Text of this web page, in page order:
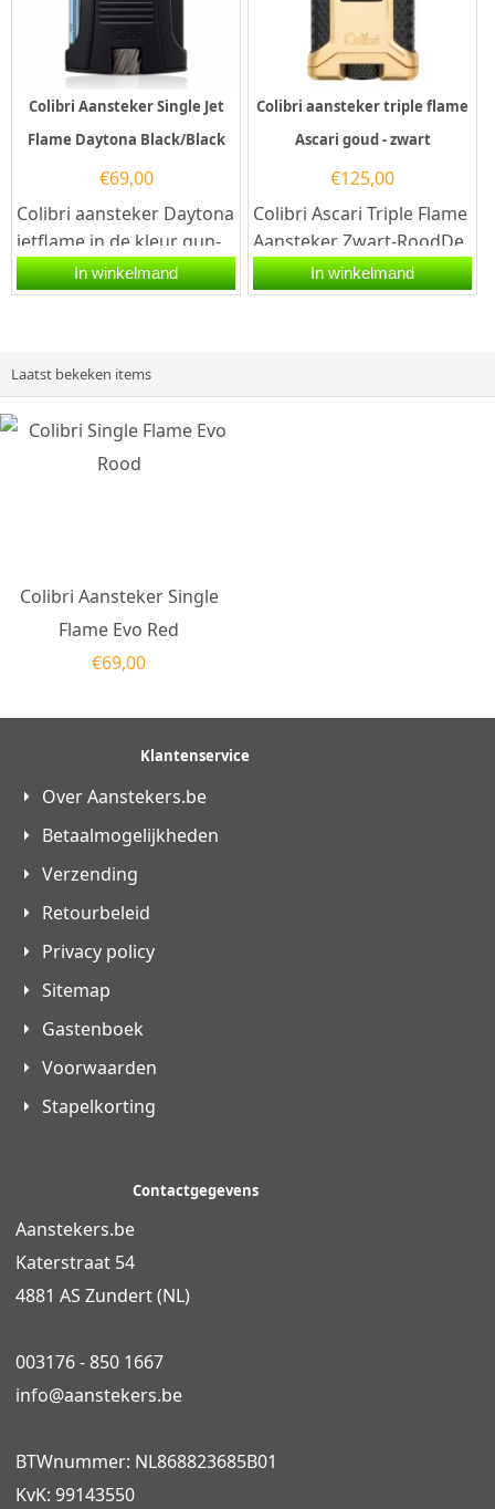
Colibri Aansteker Single Jet
Flame Daytona Black/Black
€69,00
Colibri aansteker Daytona
jetflame in de kleur gun-
zwart. Deze Colibri
aansteker heeft een...
In winkelmand
Colibri aansteker triple flame
Ascari goud - zwart
€125,00
Colibri Ascari Triple Flame
Aansteker Zwart-RoodDe
Colibri Ascari zwart-rood
is een hoogwaardige...
In winkelmand
Laatst bekeken items
Colibri Aansteker Single
Flame Evo Red
€69,00
Klantenservice
Over Aanstekers.be
Betaalmogelijkheden
Verzending
Retourbeleid
Privacy policy
Sitemap
Gastenboek
Voorwaarden
Stapelkorting
Contactgegevens
Aanstekers.be
Katerstraat 54
4881 AS Zundert (NL)
003176 - 850 1667
info@aanstekers.be
BTWnummer: NL868823685B01
KvK: 99143550